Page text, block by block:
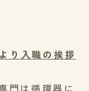
り入職の挨拶